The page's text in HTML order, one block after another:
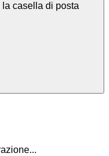
casella di posta